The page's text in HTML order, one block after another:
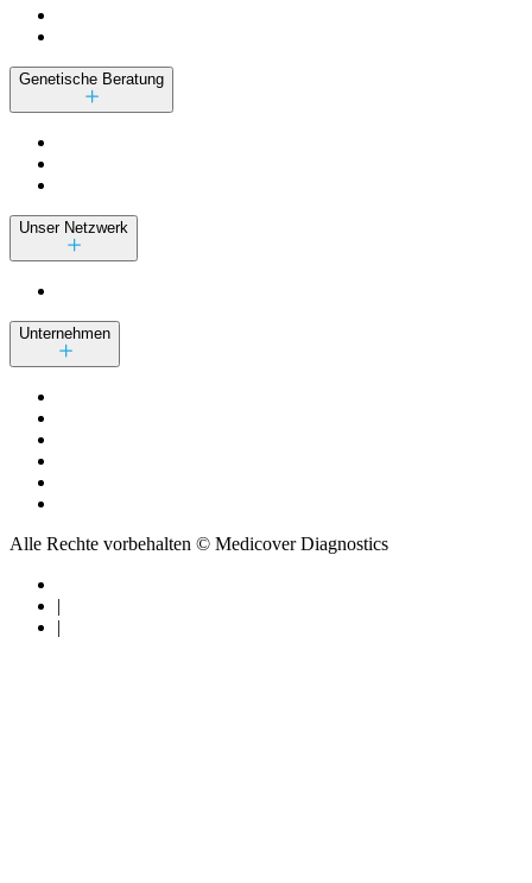
Genetische Beratung
Unser Netzwerk
Unternehmen
Alle Rechte vorbehalten © Medicover Diagnostics
|
|